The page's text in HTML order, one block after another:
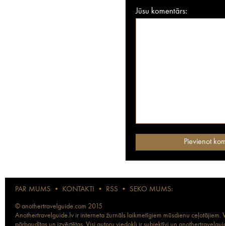
Jūsu komentārs:
PAR MUMS • KONTAKTI • RSS • SEKO MUMS:
© anothertravelguide.com 2015
Anothertravelguide.lv ir interneta žurnāls laikmetīgiem mūsdienu
pārbaudītas un izvērtētas. Visi autoru viedokļi ir subjektīvi un